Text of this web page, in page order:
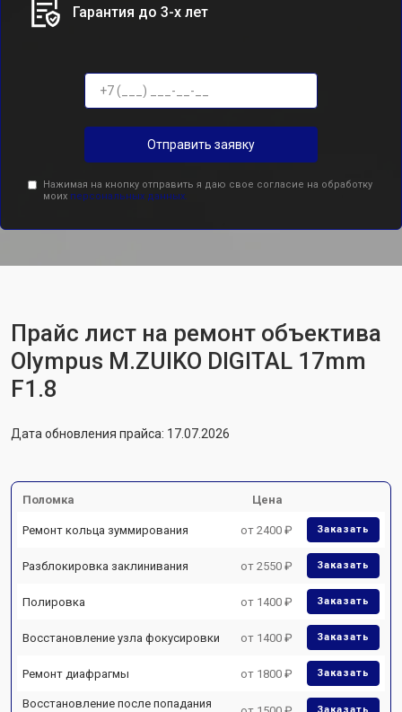
Гарантия до 3-х лет
Отправить заявку
Нажимая на кнопку отправить я даю свое согласие на обработку
моих персональных данных.
Прайс лист на ремонт объектива
Olympus M.ZUIKO DIGITAL 17mm
F1.8
Дата обновления прайса: 17.07.2026
Поломка Цена
Ремонт кольца зуммирования от 2400 ₽ Заказать
Разблокировка заклинивания от 2550 ₽ Заказать
Полировка от 1400 ₽ Заказать
Восстановление узла фокусировки от 1400 ₽ Заказать
Ремонт диафрагмы от 1800 ₽ Заказать
Восстановление после попадания